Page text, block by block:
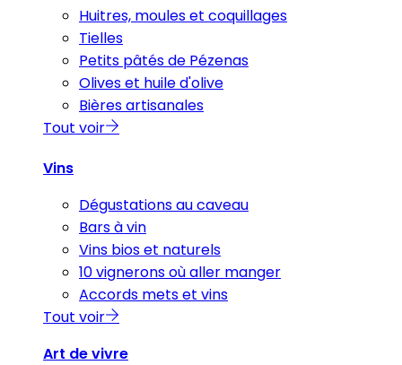
Huitres, moules et coquillages
Tielles
Petits pâtés de Pézenas
Olives et huile d'olive
Bières artisanales
Tout voir
Vins
Dégustations au caveau
Bars à vin
Vins bios et naturels
10 vignerons où aller manger
Accords mets et vins
Tout voir
Art de vivre